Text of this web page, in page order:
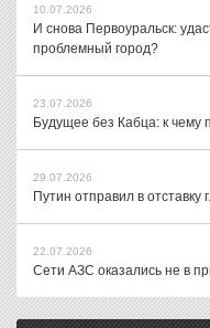
10.07.2026
И снова Первоуральск:
проблемный город?
23.07.2026
Будущее без Кабца: к чему
29.07.2026
Путин отправил в
22.07.2026
Сети АЗС оказались не в